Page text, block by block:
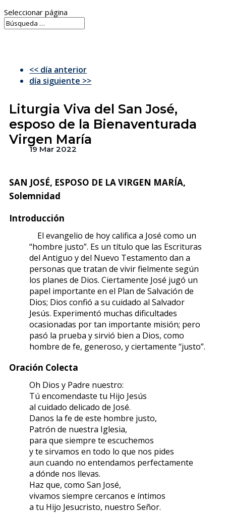
Seleccionar página
<< día anterior
día siguiente >>
Liturgia Viva del San José,
esposo de la Bienaventurada
Virgen María
19 Mar 2022
SAN JOSÉ, ESPOSO DE LA VIRGEN MARÍA,
Solemnidad
Introducción
El evangelio de hoy califica a José como un
“hombre justo”. Es un título que las Escrituras
del Antiguo y del Nuevo Testamento dan a
personas que tratan de vivir fielmente según
los planes de Dios. Ciertamente José jugó un
papel importante en el Plan de Salvación de
Dios; Dios confió a su cuidado al Salvador
Jesús. Experimentó muchas dificultades
ocasionadas por tan importante misión; pero
pasó la prueba y sirvió bien a Dios, como
hombre de fe, generoso, y ciertamente “justo”.
Oración Colecta
Oh Dios y Padre nuestro:
Tú encomendaste tu Hijo Jesús
al cuidado delicado de José.
Danos la fe de este hombre justo,
Patrón de nuestra Iglesia,
para que siempre te escuchemos
y te sirvamos en todo lo que nos pides
aun cuando no entendamos perfectamente
a dónde nos llevas.
Haz que, como San José,
vivamos siempre cercanos e íntimos
a tu Hijo Jesucristo, nuestro Señor.